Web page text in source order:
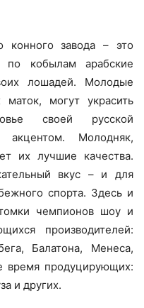
конного завода – это
кобылам арабские
лошадей. Молодые
могут украсить
своей русской
Молодняк,
их лучшие качества.
вкус – и для
спорта. Здесь и
чемпионов шоу и
производителей:
Балатона, Менеса,
время продуцирующих:
и других.